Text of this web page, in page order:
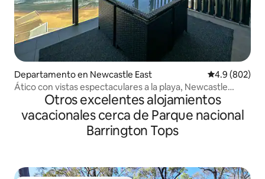
Departamento en Newcastle East Calificación
4.9 (802)
Ático con vistas espectaculares a la playa, Newcastle
Otros excelentes alojamientos
vacacionales cerca de Parque nacional
Barrington Tops